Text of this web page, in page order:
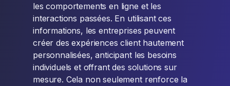
les comportements en ligne et les
interactions passées. En utilisant ces
informations, les entreprises peuvent
créer des expériences client hautement
personnalisées, anticipant les besoins
individuels et offrant des solutions sur
mesure. Cela non seulement renforce la